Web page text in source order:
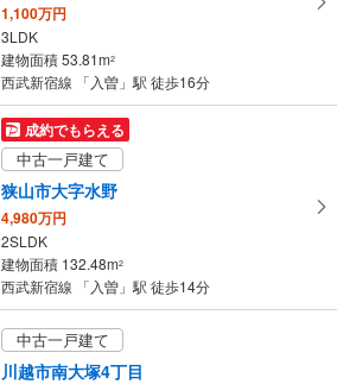
1,100万円
3LDK
建物面積 53.81m2
西武新宿線 「入曽」駅 徒歩16分
成約でもらえる
中古一戸建て
狭山市大字水野
4,980万円
2SLDK
建物面積 132.48m2
西武新宿線 「入曽」駅 徒歩14分
中古一戸建て
川越市南大塚4丁目